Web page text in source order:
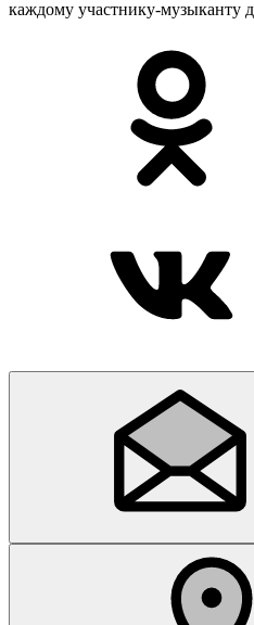
каждому участнику-музыканту